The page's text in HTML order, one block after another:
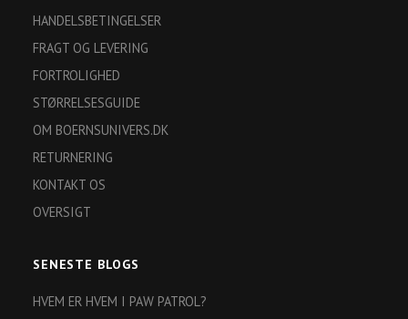
HANDELSBETINGELSER
FRAGT OG LEVERING
FORTROLIGHED
STØRRELSESGUIDE
OM BOERNSUNIVERS.DK
RETURNERING
KONTAKT OS
OVERSIGT
SENESTE BLOGS
HVEM ER HVEM I PAW PATROL?